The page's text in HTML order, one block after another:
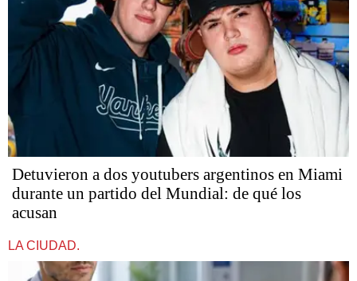
Detuvieron a dos youtubers argentinos en Miami
durante un partido del Mundial: de qué los
acusan
LA CIUDAD.